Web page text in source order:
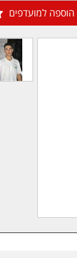
הוספה למועדפים